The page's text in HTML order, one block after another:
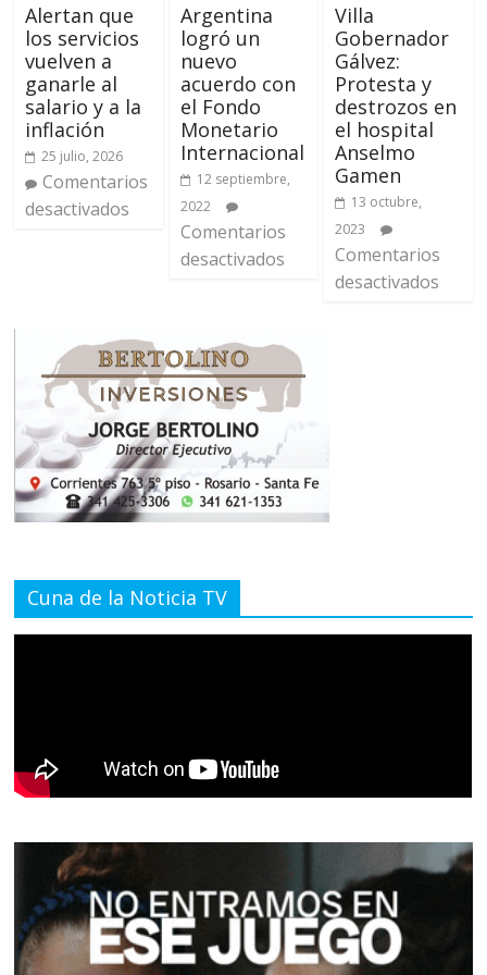
Alertan que
los servicios
vuelven a
ganarle al
salario y a la
inflación
25 julio, 2026
Comentarios
desactivados
Argentina
logró un
nuevo
acuerdo con
el Fondo
Monetario
Internacional
12 septiembre,
2022
Comentarios
desactivados
Villa
Gobernador
Gálvez:
Protesta y
destrozos en
el hospital
Anselmo
Gamen
13 octubre,
2023
Comentarios
desactivados
Cuna de la Noticia TV